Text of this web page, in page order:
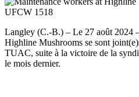
Langley (C.-B.) – Le 27 août 2024
Highline Mushrooms se sont
TUAC, suite à la victoire de la
le mois dernier.